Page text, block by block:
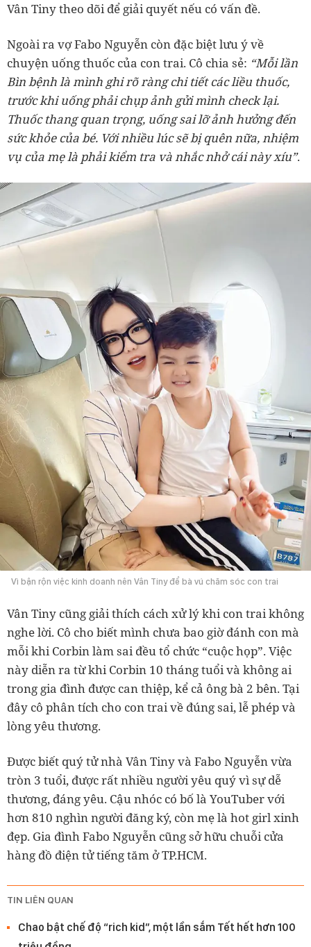
Vân Tiny theo dõi để giải quyết nếu có vấn đề.
Ngoài ra vợ Fabo Nguyễn còn đặc biệt lưu ý về
chuyện uống thuốc của con trai. Cô chia sẻ: “Mỗi lần
Bìn bệnh là mình ghi rõ ràng chi tiết các liều thuốc,
trước khi uống phải chụp ảnh gửi mình check lại.
Thuốc thang quan trọng, uống sai lỡ ảnh hưởng đến
sức khỏe của bé. Với nhiều lúc sẽ bị quên nữa, nhiệm
vụ của mẹ là phải kiểm tra và nhắc nhở cái này xíu”.
Vì bận rộn việc kinh doanh nên Vân Tiny để bà vú chăm sóc con trai
Vân Tiny cũng giải thích cách xử lý khi con trai không
nghe lời. Cô cho biết mình chưa bao giờ đánh con mà
mỗi khi Corbin làm sai đều tổ chức “cuộc họp”. Việc
này diễn ra từ khi Corbin 10 tháng tuổi và không ai
trong gia đình được can thiệp, kể cả ông bà 2 bên. Tại
đây cô phân tích cho con trai về đúng sai, lễ phép và
lòng yêu thương.
Được biết quý tử nhà Vân Tiny và Fabo Nguyễn vừa
tròn 3 tuổi, được rất nhiều người yêu quý vì sự dễ
thương, đáng yêu. Cậu nhóc có bố là YouTuber với
hơn 810 nghìn người đăng ký, còn mẹ là hot girl xinh
đẹp. Gia đình Fabo Nguyễn cũng sở hữu chuỗi cửa
hàng đồ điện tử tiếng tăm ở TP.HCM.
TIN LIÊN QUAN
Chao bật chế độ “rich kid”, một lần sắm Tết hết hơn 100